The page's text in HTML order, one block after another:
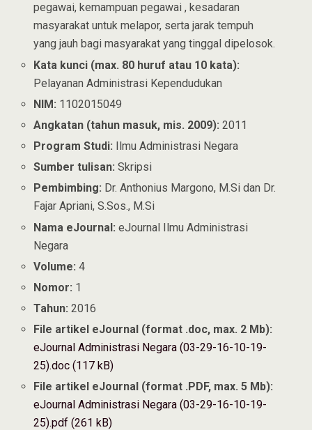
pegawai, kemampuan pegawai , kesadaran
masyarakat untuk melapor, serta jarak tempuh
yang jauh bagi masyarakat yang tinggal dipelosok.
Kata kunci (max. 80 huruf atau 10 kata):
Pelayanan Administrasi Kependudukan
NIM: 1102015049
Angkatan (tahun masuk, mis. 2009): 2011
Program Studi: Ilmu Administrasi Negara
Sumber tulisan: Skripsi
Pembimbing: Dr. Anthonius Margono, M.Si dan Dr.
Fajar Apriani, S.Sos., M.Si
Nama eJournal: eJournal Ilmu Administrasi
Negara
Volume: 4
Nomor: 1
Tahun: 2016
File artikel eJournal (format .doc, max. 2 Mb):
eJournal Administrasi Negara (03-29-16-10-19-
25).doc (117 kB)
File artikel eJournal (format .PDF, max. 5 Mb):
eJournal Administrasi Negara (03-29-16-10-19-
25).pdf (261 kB)